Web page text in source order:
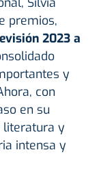
premios,
2023 a
y
con
en su
literatura y
intensa y